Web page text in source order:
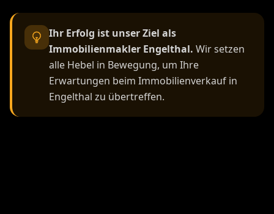
Ihr Erfolg ist unser Ziel als
Immobilienmakler Engelthal. Wir setzen
alle Hebel in Bewegung, um Ihre
Erwartungen beim Immobilienverkauf in
Engelthal zu übertreffen.